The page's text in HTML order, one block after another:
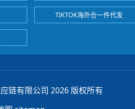
TIKTOK海外仓一件代发
链有限公司 2026 版权所有